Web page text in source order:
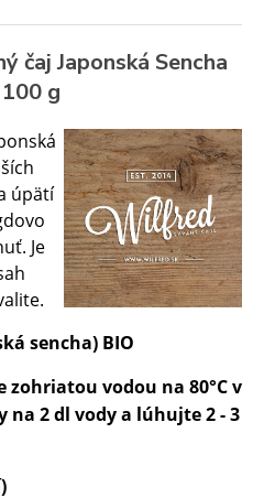
čaj Japonská Sencha
g
úpätí
Je
sencha) BIO
zohriatou vodou na 80°Cv
na 2 dl vody a lúhujte 2 -3